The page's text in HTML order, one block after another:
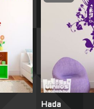
Hada